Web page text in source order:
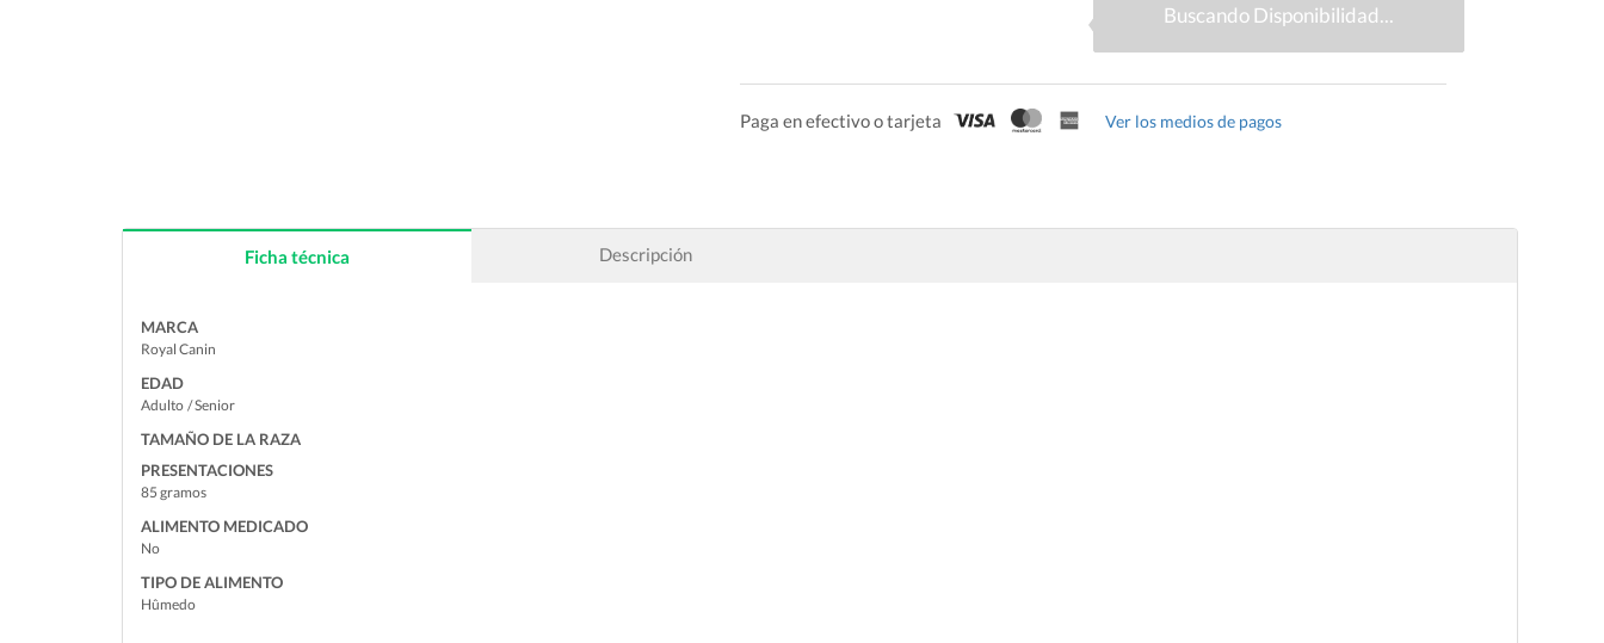
Buscando Disponibilidad...
Paga en efectivo o tarjeta Ver los medios de pagos
Ficha técnica Descripción
MARCA
Royal Canin
EDAD
Adulto / Senior
TAMAÑO DE LA RAZA
PRESENTACIONES
85 gramos
ALIMENTO MEDICADO
No
TIPO DE ALIMENTO
Hûmedo